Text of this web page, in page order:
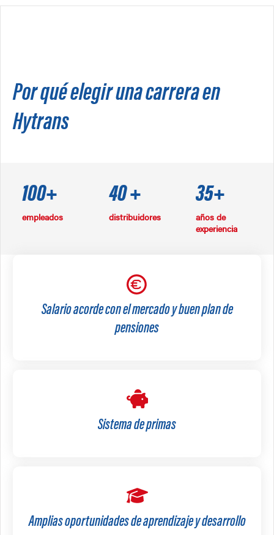
Por qué elegir una carrera en
Hytrans
100+
empleados
40 +
distribuidores
35+
años de
experiencia
Salario acorde con el mercado y buen plan de
pensiones
Sistema de primas
Amplias oportunidades de aprendizaje y desarrollo